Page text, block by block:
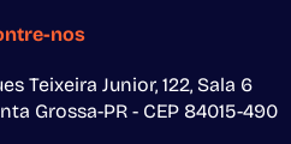
nos
Teixeira Junior, 122, Sala 6
Grossa-PR - CEP 84015-490